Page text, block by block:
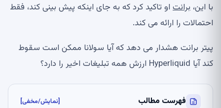
با این، برانت او تاکید کرد که به جای اینکه پیش بینی کند، فقط
احتمالات را ارائه می کند.
پیتر برانت هشدار می دهد که آیا سولانا ممکن است سقوط
کند آیا Hyperliquid ارزش همه تبلیغات اخیر را دارد؟
فهرست مطالب [نمایش/مخفی]